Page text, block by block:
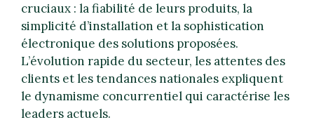
cruciaux : la fiabilité de leurs produits, la
simplicité d’installation et la sophistication
électronique des solutions proposées.
L’évolution rapide du secteur, les attentes des
clients et les tendances nationales expliquent
le dynamisme concurrentiel qui caractérise les
leaders actuels.